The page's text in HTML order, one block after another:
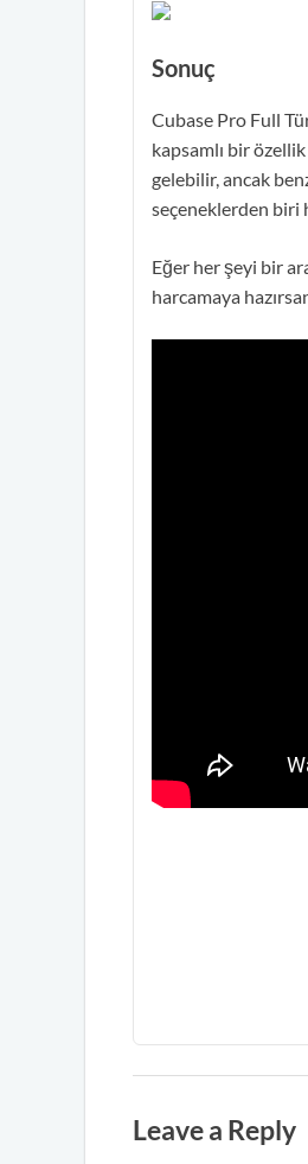
Sonuç
Cubase Pro Full
kapsamlı bir özellik
gelebilir, ancak
seçeneklerden biri
Eğer her şeyi bir
harcamaya
Leave a Reply